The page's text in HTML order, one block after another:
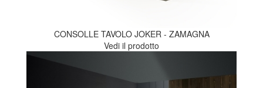
CONSOLLE TAVOLO JOKER - ZAMAGNA
Vedi il prodotto